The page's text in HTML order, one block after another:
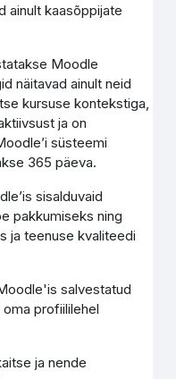
ainult kaasõppijate
Moodle
näitavad ainult neid
kursuse kontekstiga,
ja on
süsteemi
365 päeva.
sisalduvaid
pakkumiseks ning
ja teenuse kvaliteedi
salvestatud
profiililehel
ja nende